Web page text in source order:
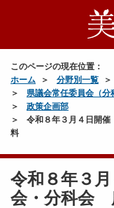
このページの現在位置：
ホーム
分野別一覧
県議会常任委員会（分
政策企画部
令和８年３月４日開
料
令和８年３
会・分科会